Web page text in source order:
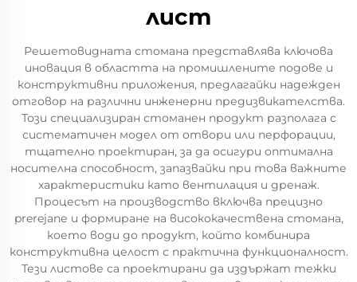
лист
Решетовидната стомана представлява ключова
иновация в областта на промишлените подове и
конструктивни приложения, предлагайки надежден
отговор на различни инженерни предизвикателства.
Този специализиран стоманен продукт разполага с
систематичен модел от отвори или перфорации,
тщателно проектиран, за да осигури оптимална
носителна способност, запазвайки при това важните
характеристики като вентилация и дренаж.
Процесът на производство включва прецизно
prerejanе и формиране на висококачествена стомана,
което води до продукт, който комбинира
конструктивна целост с практична функционалност.
Тези листове са проектирани да издържат тежки